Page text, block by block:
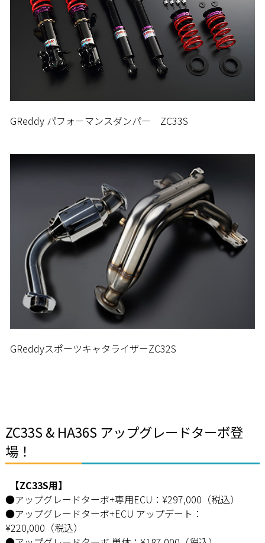
GReddy パフォーマンスダンパー ZC33S
GReddyスポーツキャタライザーZC32S
ZC33S & HA36S アップグレードターボ登
場！
【ZC33S用】
●アップグレードターボ+専用ECU：¥297,000（税込）
●アップグレードターボ+ECU アップデート：
¥220,000（税込）